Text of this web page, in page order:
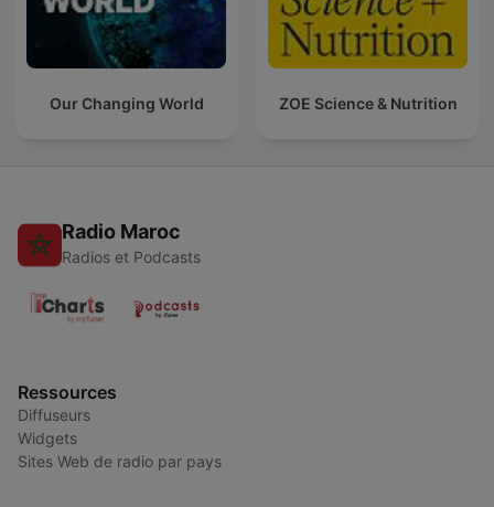
Our Changing World ZOE Science & Nutrition
Radio Maroc
Radios et Podcasts
Ressources
Diffuseurs
Widgets
Sites Web de radio par pays